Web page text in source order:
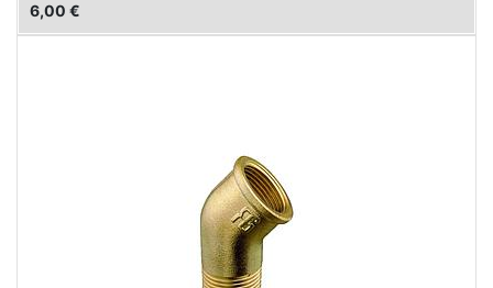
6,00 €